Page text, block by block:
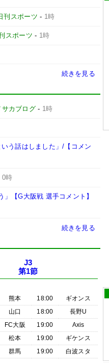
刊スポーツ - 1時
スポーツ - 1時
続きを見る
サカブログ- 1時
う話はしました」/【コメン
0時
【G大阪戦 選手コメント】
続きを見る
J3
第1節
熊本 18:00
ギオンス
山口 18:00
長野U
FC大阪 19:00
Axis
松本 19:00
ギケンス
群馬 19:00
白波スタ